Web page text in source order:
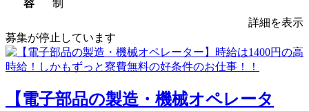
容
制
詳細を表示
募集が停止しています
【電子部品の製造・機械オペレータ